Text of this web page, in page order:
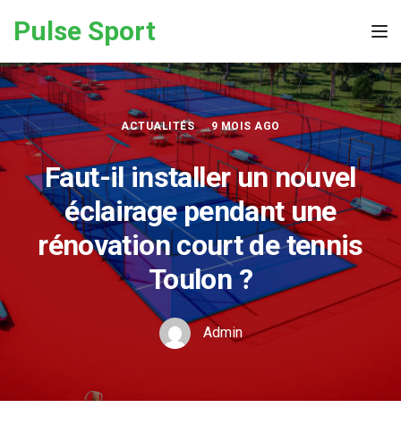
Pulse Sport
ACTUALITÉS 9 MOIS AGO
Faut-il installer un nouvel
éclairage pendant une
rénovation court de tennis
Toulon ?
Admin